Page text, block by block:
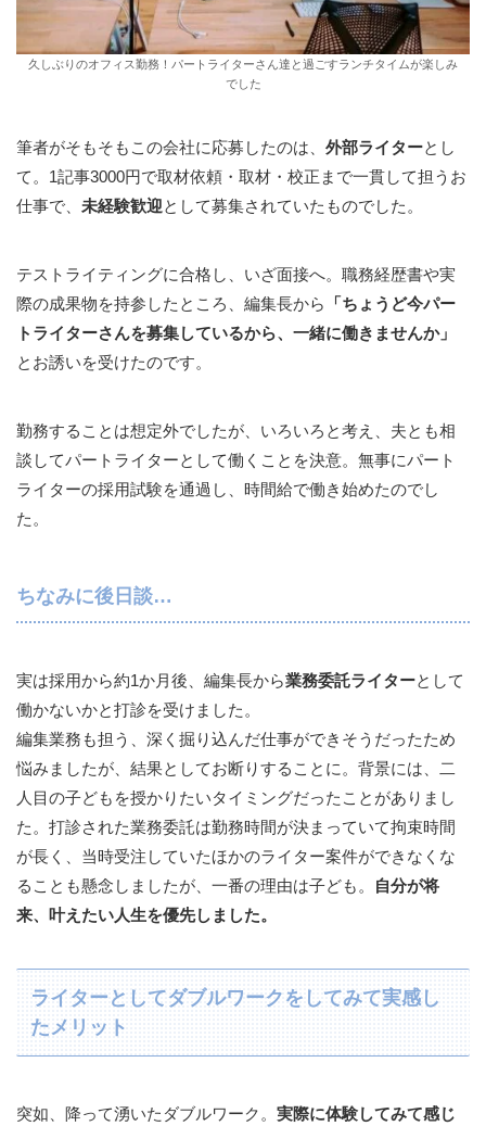
久しぶりのオフィス勤務！パートライターさん達と過ごすランチタイムが楽しみ
でした
筆者がそもそもこの会社に応募したのは、 外部ライターとし
て。1記事3000円で取材依頼・取材・校正まで一貫して担うお
仕事で、 未経験歓迎として募集されていたものでした。
テストライティングに合格し、いざ面接へ。職務経歴書や実
際の成果物を持参したところ、編集長から
「ちょうど今パー
トライターさんを募集しているから、一緒に働きませんか」
とお誘いを受けたのです。
勤務することは想定外でしたが、いろいろと考え、夫とも相
談してパートライターとして働くことを決意。無事にパート
ライターの採用試験を通過し、時間給で働き始めたのでし
た。
ちなみに後日談…
実は採用から約1か月後、編集長から業務委託ライターとして
働かないかと打診を受けました。
編集業務も担う、深く掘り込んだ仕事ができそうだったため
悩みましたが、結果としてお断りすることに。背景には、二
人目の子どもを授かりたいタイミングだったことがありまし
た。打診された業務委託は勤務時間が決まっていて拘束時間
が長く、当時受注していたほかのライター案件ができなくな
ることも懸念しましたが、一番の理由は子ども。
自分が将
来、叶えたい人生を優先しました。
ライターとしてダブルワークをしてみて実感し
たメリット
突如、降って湧いたダブルワーク。 実際に体験してみて感じ